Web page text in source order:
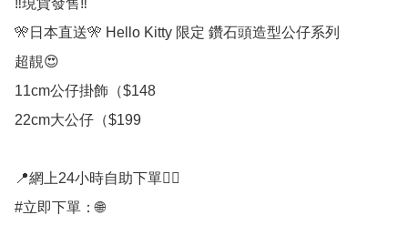
‼️現貨發售‼️
🎌日本直送🎌 Hello Kitty 限定 鑽石頭造型公仔系列
超靚😍
11cm公仔掛飾（$148
22cm大公仔（$199
📍網上24小時自助下單👍🏻
#立即下單：🌐